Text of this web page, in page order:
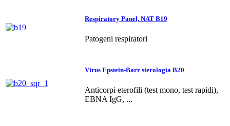
Respiratory Panel, NAT B19
Patogeni respiratori
Virus Epstein-Barr sierologia B20
Anticorpi eterofili (test mono, test rapidi),
EBNA IgG, ...